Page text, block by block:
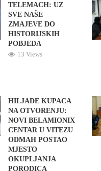
TELEMACH: UZ
SVE NAŠE
ZMAJEVE DO
HISTORIJSKIH
POBJEDA
13 Views
HILJADE KUPACA
NA OTVORENJU:
NOVI BELAMIONIX
CENTAR U VITEZU
ODMAH POSTAO
MJESTO
OKUPLJANJA
PORODICA